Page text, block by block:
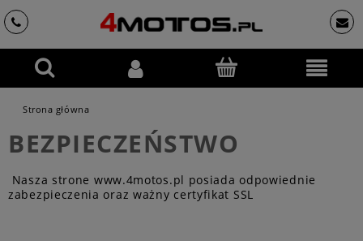
Strona główna
BEZPIECZEŃSTWO
Nasza strone www.4motos.pl posiada odpowiednie
zabezpieczenia oraz ważny certyfikat SSL